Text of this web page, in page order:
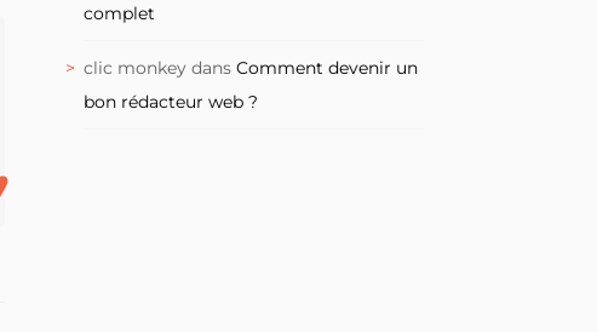
complet
clic monkey dansComment devenir un
bon rédacteur web ?